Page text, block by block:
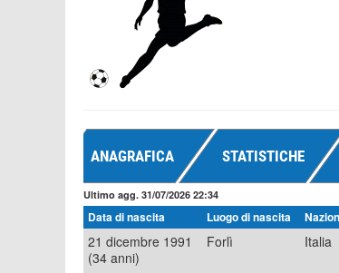
ANAGRAFICA STATISTICHE
Ultimo agg. 31/07/2026 22:34
Data di nascita Luogo di nascita
21 dicembre 1991
(34 anni)
Forlì Italia